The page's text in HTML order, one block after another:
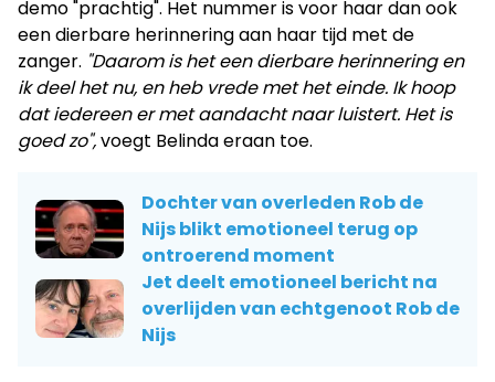
demo "prachtig". Het nummer is voor haar dan ook
een dierbare herinnering aan haar tijd met de
zanger. "Daarom is het een dierbare herinnering en
ik deel het nu, en heb vrede met het einde. Ik hoop
dat iedereen er met aandacht naar luistert. Het is
goed zo",voegt Belinda eraan toe.
Dochter van overleden Rob de
Nijs blikt emotioneel terug op
ontroerend moment
Jet deelt emotioneel bericht na
overlijden van echtgenoot Rob de
Nijs